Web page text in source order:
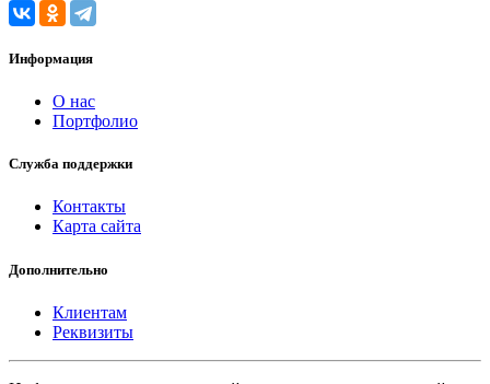
Информация
О нас
Портфолио
Служба поддержки
Контакты
Карта сайта
Дополнительно
Клиентам
Реквизиты